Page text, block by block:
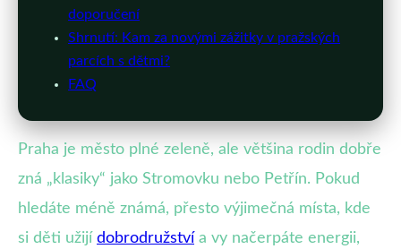
doporučení
Shrnutí: Kam za novými zážitky v pražských
parcích s dětmi?
FAQ
Praha je město plné zeleně, ale většina rodin dobře
zná „klasiky“ jako Stromovku nebo Petřín. Pokud
hledáte méně známá, přesto výjimečná místa, kde
si děti užijí dobrodružství a vy načerpáte energii,